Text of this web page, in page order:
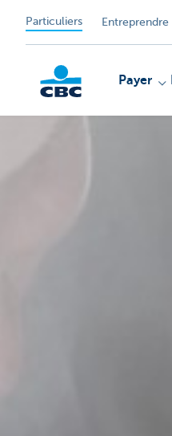
Particuliers Entreprendre
Payer